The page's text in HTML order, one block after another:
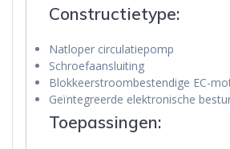
Constructietype:
Natloper circulatiepomp
Schroefaansluiting
Blokkeerstroombestendige EC-
Geïntegreerde elektronische
Toepassingen: